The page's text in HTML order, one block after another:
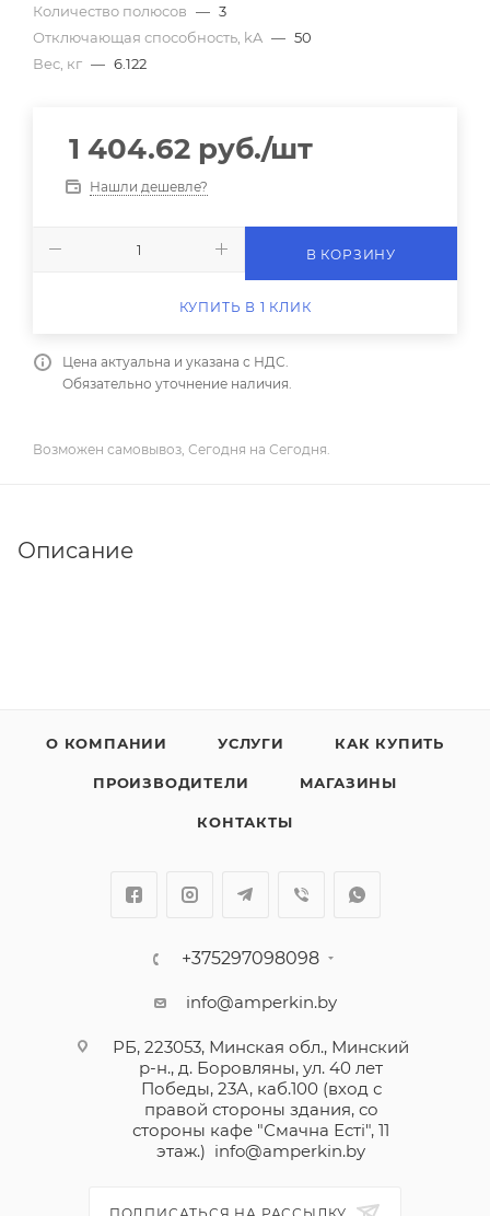
Количество полюсов — 3
Отключающая способность, kA — 50
Вес, кг — 6.122
1 404.62 руб./шт
Нашли дешевле?
В КОРЗИНУ
КУПИТЬ В 1 КЛИК
Цена актуальна и указана с НДС.
Обязательно уточнение наличия.
Возможен самовывоз, Сегодня на Сегодня.
Описание
О КОМПАНИИ УСЛУГИ КАК КУПИТЬ
ПРОИЗВОДИТЕЛИ МАГАЗИНЫ
КОНТАКТЫ
+375297098098
info@amperkin.by
РБ, 223053, Минская обл., Минский
р-н., д. Боровляны, ул. 40 лет
Победы, 23А, каб.100 (вход с
правой стороны здания, со
стороны кафе "Смачна Естi", 11
этаж.) info@amperkin.by